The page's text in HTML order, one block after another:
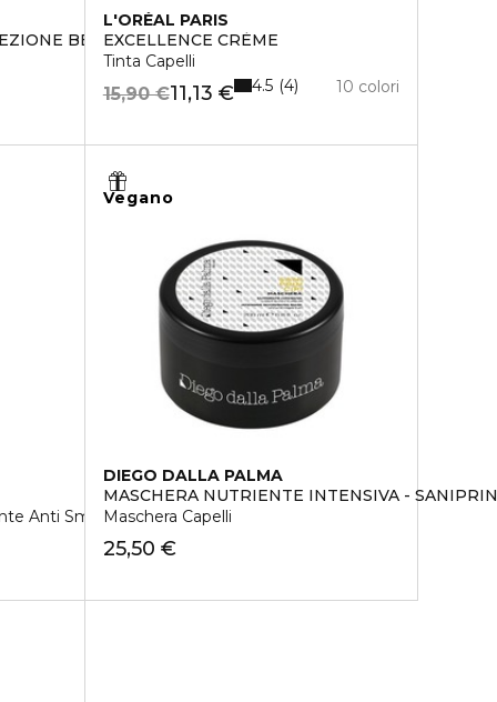
BELLEZZA
L'ORÉAL PARIS
EXCELLENCE CRÈME
Tinta Capelli
11,13 €
15,90 € 10 colori
4.5 4
Anti Smog
Vegano
DIEGO DALLA PALMA
MASCHERA NUTRIENTE INTENSIVA -
Maschera Capelli
25,50 €